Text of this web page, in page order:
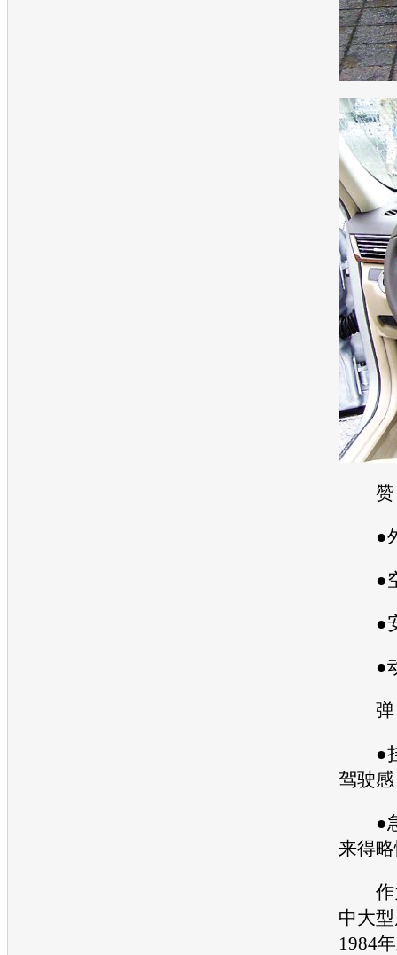
赞
●外
●空
●安
●动
弹
●挂
驾驶感
●急
来得
作
中大
1984